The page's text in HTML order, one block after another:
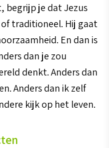
begrijp je dat Jezus
traditioneel. Hij gaat
En dan is
dan je zou
denkt. Anders dan
Anders dan ik zelf
kijk op het leven.